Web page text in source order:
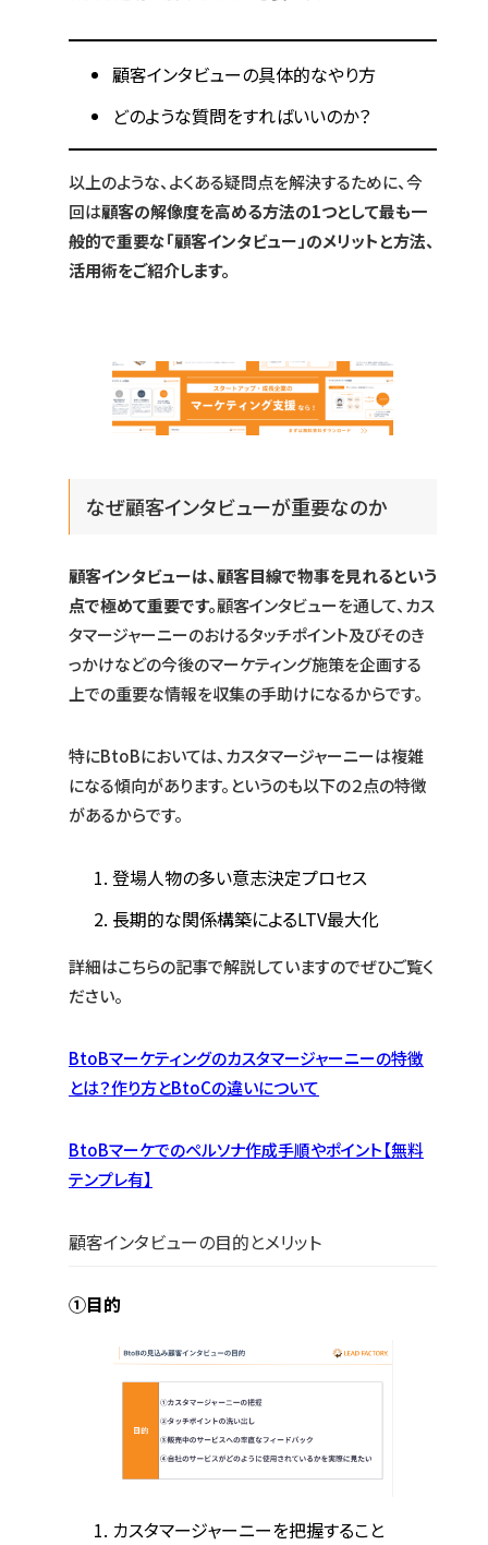
顧客インタビューの具体的なやり方
どのような質問をすればいいのか？
以上のような、よくある疑問点を解決するために、今
回は顧客の解像度を高める方法の1つとして最も一
般的で重要な「顧客インタビュー」のメリットと方法、
活用術をご紹介します。
なぜ顧客インタビューが重要なのか
顧客インタビューは、顧客目線で物事を見れるという
点で極めて重要です。顧客インタビューを通して、カス
タマージャーニーのおけるタッチポイント及びそのき
っかけなどの今後のマーケティング施策を企画する
上での重要な情報を収集の手助けになるからです。
特にBtoBにおいては、カスタマージャーニーは複雑
になる傾向があります。というのも以下の２点の特徴
があるからです。
登場人物の多い意志決定プロセス
長期的な関係構築によるLTV最大化
詳細はこちらの記事で解説していますのでぜひご覧く
ださい。
BtoBマーケティングのカスタマージャーニーの特徴
とは？作り方とBtoCの違いについて
BtoBマーケでのペルソナ作成手順やポイント【無料
テンプレ有】
顧客インタビューの目的とメリット
①目的
カスタマージャーニーを把握すること